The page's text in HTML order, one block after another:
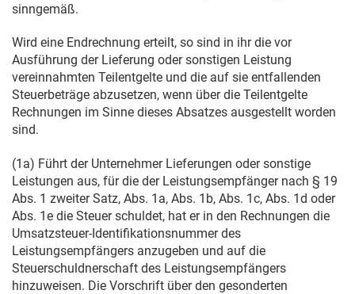
sinngemäß.
Wird eine Endrechnung erteilt, so sind in ihr die vor
Ausführung der Lieferung oder sonstigen Leistung
vereinnahmten Teilentgelte und die auf sie entfallenden
Steuerbeträge abzusetzen, wenn über die Teilentgelte
Rechnungen im Sinne dieses Absatzes ausgestellt worden
sind.
(1a) Führt der Unternehmer Lieferungen oder sonstige
Leistungen aus, für die der Leistungsempfänger nach § 19
Abs. 1 zweiter Satz, Abs. 1a, Abs. 1b, Abs. 1c, Abs. 1d oder
Abs. 1e die Steuer schuldet, hat er in den Rechnungen die
Umsatzsteuer-Identifikationsnummer des
Leistungsempfängers anzugeben und auf die
Steuerschuldnerschaft des Leistungsempfängers
hinzuweisen. Die Vorschrift über den gesonderten